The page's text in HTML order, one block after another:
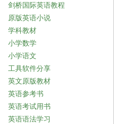
剑桥国际英语教程
原版英语小说
学科教材
小学数学
小学语文
工具软件分享
英文原版教材
英语参考书
英语考试用书
英语语法学习